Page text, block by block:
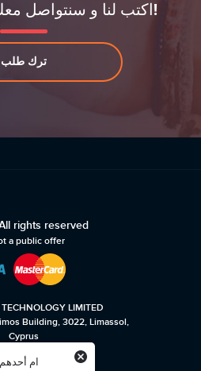
اكتب لنا و سنتواصل معك في أقرب وقت!
ترك طلب
rights reserved
a public offer
LIMITED
Building, 3022, Limassol,
Cyprus
ام